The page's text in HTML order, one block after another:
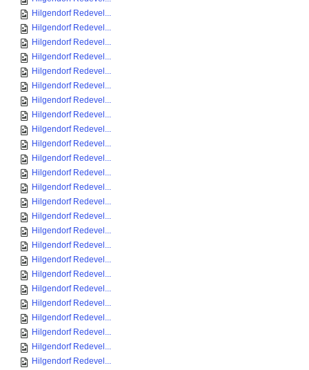
Hilgendorf Redevel...
Hilgendorf Redevel...
Hilgendorf Redevel...
Hilgendorf Redevel...
Hilgendorf Redevel...
Hilgendorf Redevel...
Hilgendorf Redevel...
Hilgendorf Redevel...
Hilgendorf Redevel...
Hilgendorf Redevel...
Hilgendorf Redevel...
Hilgendorf Redevel...
Hilgendorf Redevel...
Hilgendorf Redevel...
Hilgendorf Redevel...
Hilgendorf Redevel...
Hilgendorf Redevel...
Hilgendorf Redevel...
Hilgendorf Redevel...
Hilgendorf Redevel...
Hilgendorf Redevel...
Hilgendorf Redevel...
Hilgendorf Redevel...
Hilgendorf Redevel...
Hilgendorf Redevel...